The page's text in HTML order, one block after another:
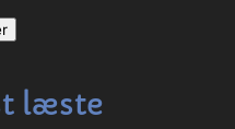
læste